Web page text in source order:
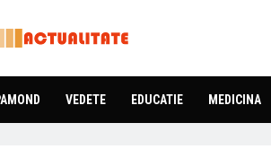
VEDETE EDUCATIE MEDICINA